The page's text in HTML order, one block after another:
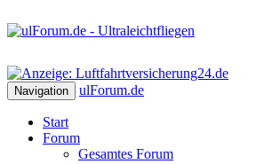
Navigation ulForum.de
Start
Forum
Gesamtes Forum